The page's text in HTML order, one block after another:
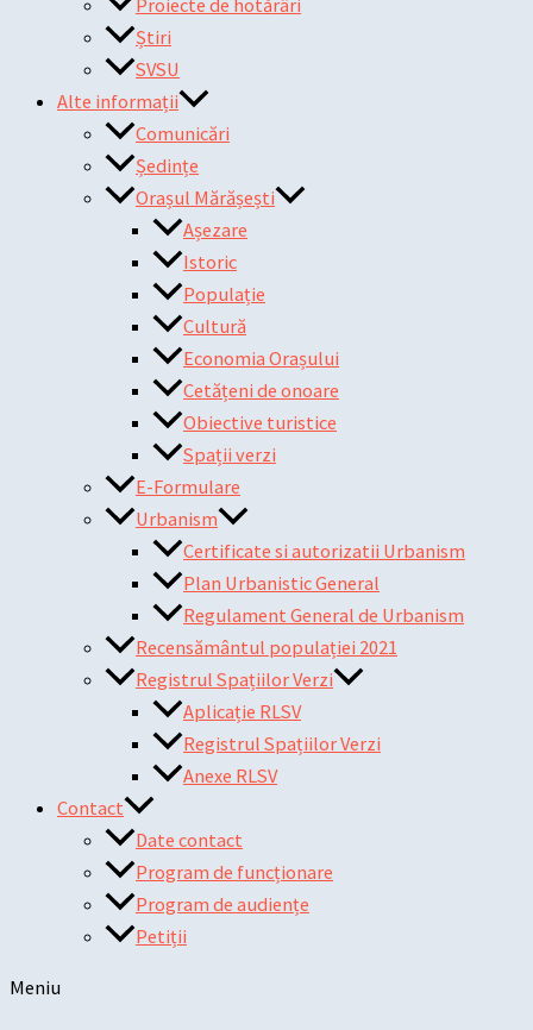
Știri
SVSU
Alte informații
Comunicări
Ședințe
Orașul Mărășești
Așezare
Istoric
Populație
Cultură
Economia Orașului
Cetățeni de onoare
Obiective turistice
Spații verzi
E-Formulare
Urbanism
Certificate si autorizatii Urbanism
Plan Urbanistic General
Regulament General de Urbanism
Recensământul populației 2021
Registrul Spațiilor Verzi
Aplicație RLSV
Registrul Spațiilor Verzi
Anexe RLSV
Contact
Date contact
Program de funcționare
Program de audiențe
Petiții
Meniu